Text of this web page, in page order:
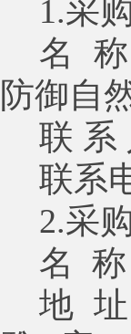
1.采
名 称
防御自
联 系
联系
2.采
名 称
地 址